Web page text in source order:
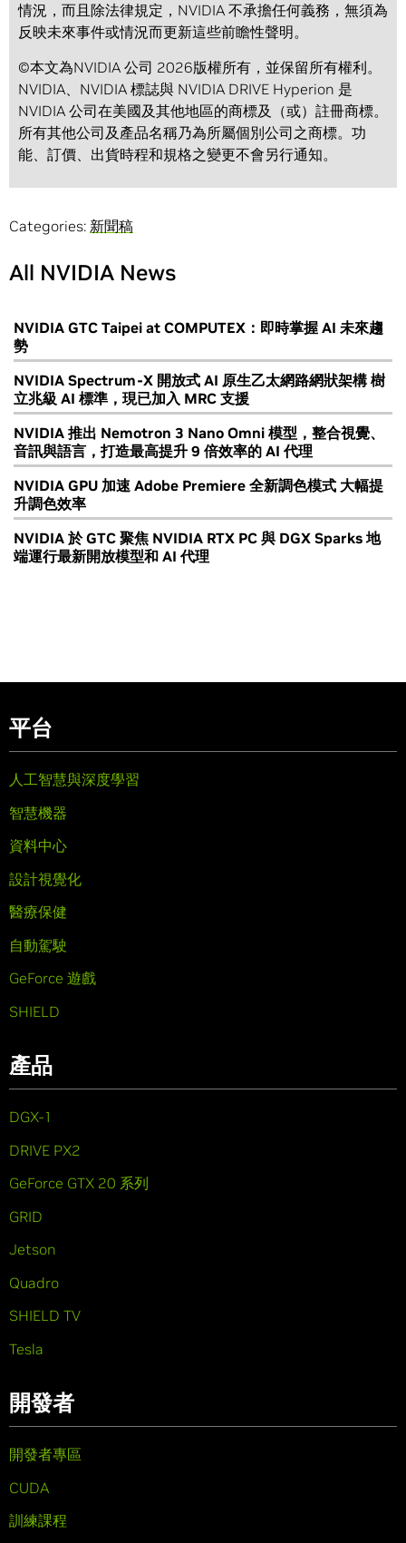
情況，而且除法律規定，NVIDIA 不承擔任何義務，無須為
反映未來事件或情況而更新這些前瞻性聲明。
©本文為NVIDIA 公司 2026版權所有，並保留所有權利。
NVIDIA、NVIDIA 標誌與 NVIDIA DRIVE Hyperion 是
NVIDIA 公司在美國及其他地區的商標及（或）註冊商標。
所有其他公司及產品名稱乃為所屬個別公司之商標。功
能、訂價、出貨時程和規格之變更不會另行通知。
Categories: 新聞稿
All NVIDIA News
NVIDIA GTC Taipei at COMPUTEX：即時掌握 AI 未來趨
勢
NVIDIA Spectrum-X 開放式 AI 原生乙太網路網狀架構 樹
立兆級 AI 標準，現已加入 MRC 支援
NVIDIA 推出 Nemotron 3 Nano Omni 模型，整合視覺、
音訊與語言，打造最高提升 9 倍效率的 AI 代理
NVIDIA GPU 加速 Adobe Premiere 全新調色模式 大幅提
升調色效率
NVIDIA 於 GTC 聚焦 NVIDIA RTX PC 與 DGX Sparks 地
端運行最新開放模型和 AI 代理
平台
人工智慧與深度學習
智慧機器
資料中心
設計視覺化
醫療保健
自動駕駛
GeForce 遊戲
SHIELD
產品
DGX-1
DRIVE PX2
GeForce GTX 20 系列
GRID
Jetson
Quadro
SHIELD TV
Tesla
開發者
開發者專區
CUDA
訓練課程